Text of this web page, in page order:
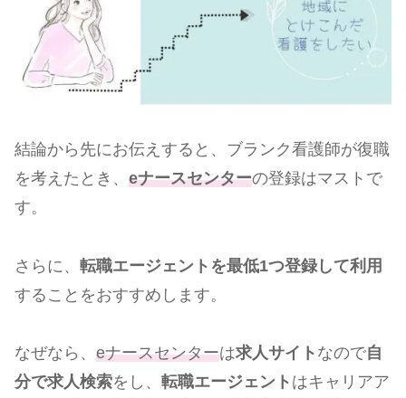
結論から先にお伝えすると、ブランク看護師が復職
を考えたとき、 eナースセンターの登録はマストで
す。
さらに、 転職エージェントを最低1つ登録して利用
することをおすすめします。
なぜなら、 eナースセンターは求人サイト なので自
分で求人検索をし、 転職エージェント はキャリアア